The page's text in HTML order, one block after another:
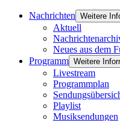
Nachrichten Weitere
Aktuell
Neues aus dem
Programm Weitere
Livestream
Programmplan
Playlist
Musiksendungen